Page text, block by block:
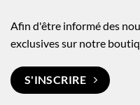
Afin d'être informé des
exclusives sur notre
S'INSCRIRE